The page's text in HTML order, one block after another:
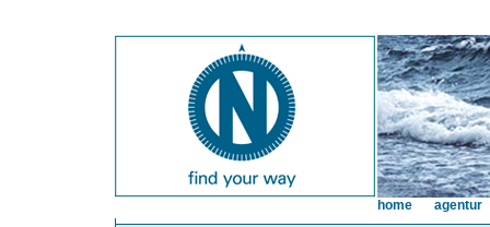
home agentur